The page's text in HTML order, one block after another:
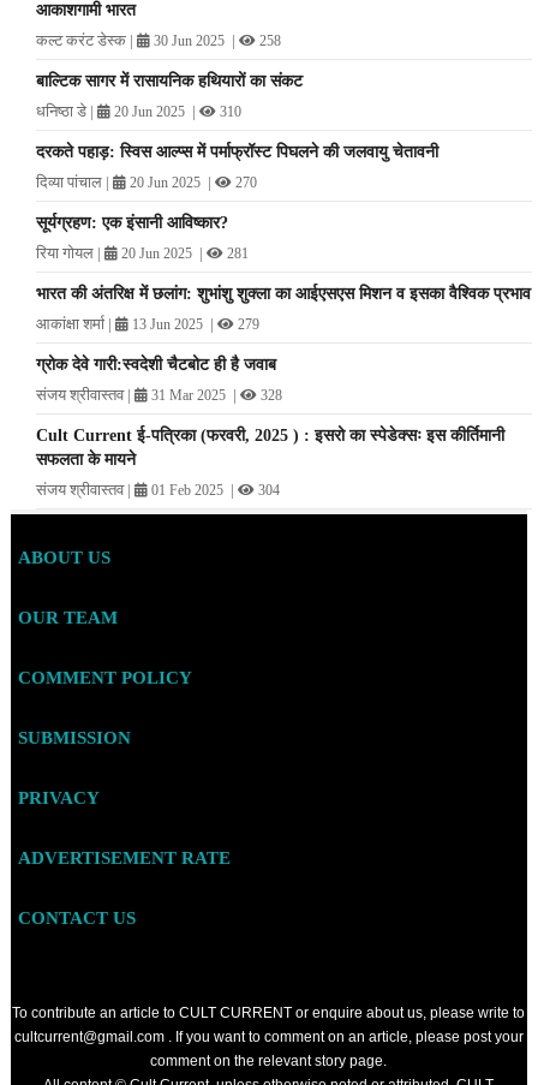
आकाशगामी भारत
कल्ट करंट डेस्क| 30 Jun 2025| 258
बाल्टिक सागर में रासायनिक हथियारों का संकट
धनिष्ठा डे| 20 Jun 2025| 310
दरकते पहाड़: स्विस आल्प्स में पर्माफ्रॉस्ट पिघलने की जलवायु चेतावनी
दिव्या पांचाल| 20 Jun 2025| 270
सूर्यग्रहण: एक इंसानी आविष्कार?
रिया गोयल| 20 Jun 2025| 281
भारत की अंतरिक्ष में छलांग: शुभांशु शुक्ला का आईएसएस मिशन व इसका वैश्विक प्रभाव
आकांक्षा शर्मा| 13 Jun 2025| 279
ग्रोक देवे गारी:स्वदेशी चैटबोट ही है जवाब
संजय श्रीवास्तव| 31 Mar 2025| 328
Cult Current ई-पत्रिका (फरवरी, 2025 ) : इसरो का स्पेडेक्सः इस कीर्तिमानी
सफलता के मायने
संजय श्रीवास्तव| 01 Feb 2025| 304
ABOUT US
OUR TEAM
COMMENT POLICY
SUBMISSION
PRIVACY
ADVERTISEMENT RATE
CONTACT US
To contribute an article to CULT CURRENT or enquire about us, please write to
cultcurrent@gmail.com . If you want to comment on an article, please post your
comment on the relevant story page.